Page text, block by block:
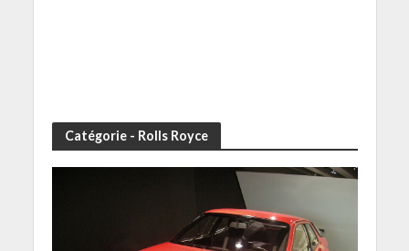
Catégorie - Rolls Royce